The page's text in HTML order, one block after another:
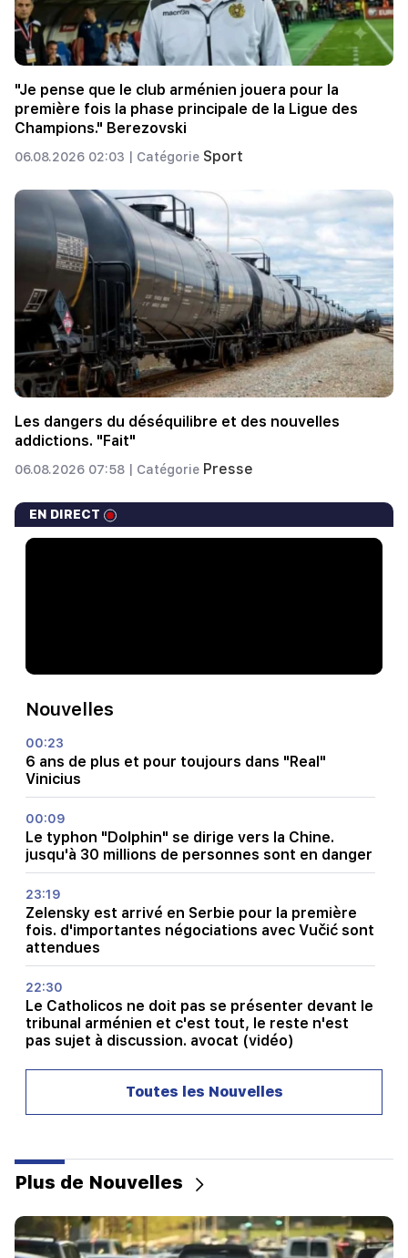
"Je pense que le club arménien jouera pour la
première fois la phase principale de la Ligue des
Champions." Berezovski
06.08.2026 02:03 | Catégorie Sport
Les dangers du déséquilibre et des nouvelles
addictions. "Fait"
06.08.2026 07:58 | Catégorie Presse
EN DIRECT
Nouvelles
00:23
6 ans de plus et pour toujours dans "Real"
Vinicius
00:09
Le typhon "Dolphin" se dirige vers la Chine.
jusqu'à 30 millions de personnes sont en danger
23:19
Zelensky est arrivé en Serbie pour la première
fois. d'importantes négociations avec Vučić sont
attendues
22:30
Le Catholicos ne doit pas se présenter devant le
tribunal arménien et c'est tout, le reste n'est
pas sujet à discussion. avocat (vidéo)
Les détails sur les victimes de la fusillade dans
une école thaïlandaise sont connus
21:30
Où est passé l’Arménien exigeant ? Karine
Nalchajyan sur la formation de la psyché
21:25
Toutes les Nouvelles
Plus de Nouvelles